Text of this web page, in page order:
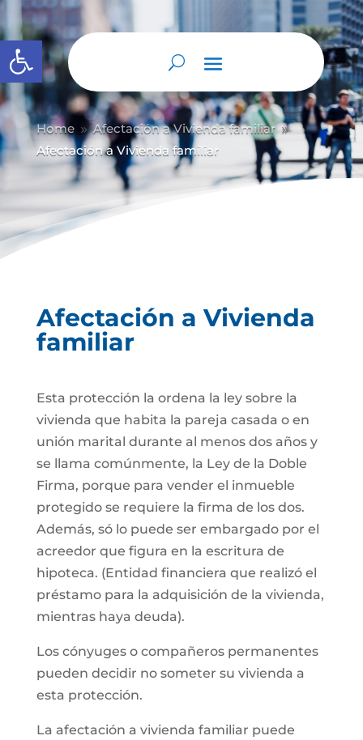
Abrir barra de herramientas
Home 9 Afectación a Vivienda familiar 9
Afectación a Vivienda familiar
Afectación a Vivienda
familiar
Esta protección la ordena la ley sobre la
vivienda que habita la pareja casada o en
unión marital durante al menos dos años y
se llama comúnmente, la Ley de la Doble
Firma, porque para vender el inmueble
protegido se requiere la firma de los dos.
Además, só lo puede ser embargado por el
acreedor que figura en la escritura de
hipoteca. (Entidad financiera que realizó el
préstamo para la adquisición de la vivienda,
mientras haya deuda).
Los cónyuges o compañeros permanentes
pueden decidir no someter su vivienda a
esta protección.
La afectación a vivienda familiar puede